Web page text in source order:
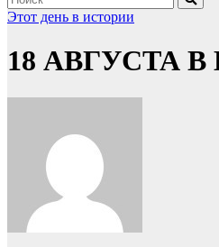
Этот день в истории
18 АВГУСТА